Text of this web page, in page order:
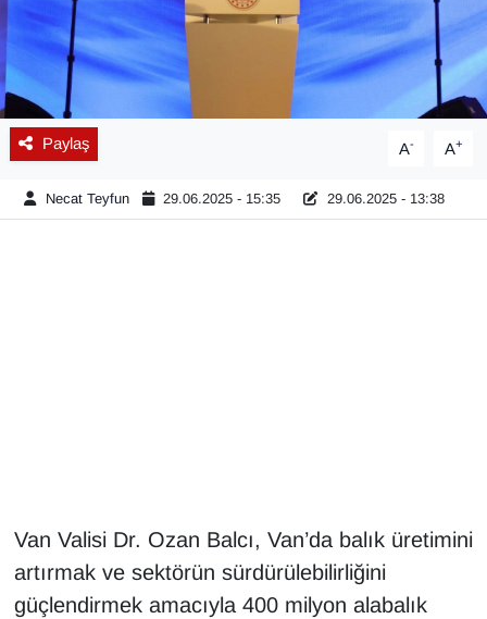
Paylaş A- A+
Necat Teyfun 29.06.2025 - 15:35 29.06.2025 - 13:38
Van Valisi Dr. Ozan Balcı, Van’da balık üretimini
artırmak ve sektörün sürdürülebilirliğini
güçlendirmek amacıyla 400 milyon alabalık
EKONOMİ
Eleman
Emlak
En çok konuşulanlar
Kadın